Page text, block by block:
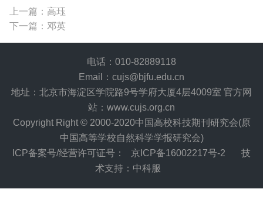
上一篇：高珏
下一篇：邓英
电话：010-82889118
Email：cujs@bjfu.edu.cn
地址：北京市海淀区学院路9号学府大厦4层4009室 官方网
站：www.cujs.org.cn
Copyright Right © 2000-2020中国高校科技期刊研究会(原
中国高等学校自然科学学报研究会)
ICP备案号/经营许可证号：
京ICP备16002217号-2
技
术支持：中科服